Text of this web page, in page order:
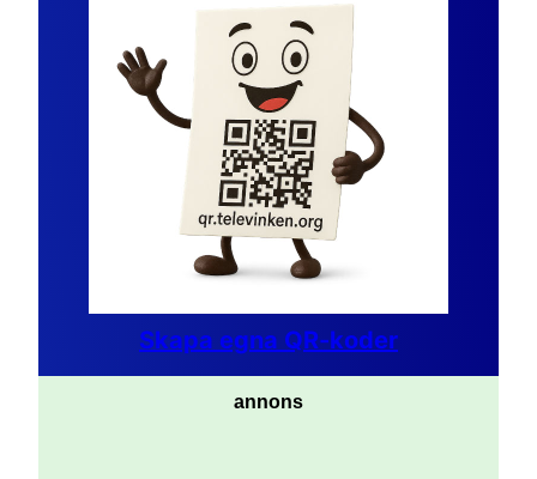
Skapa egna QR-koder
annons